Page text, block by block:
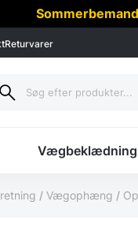
Returvarer
Vægbeklædning
/ Vægophæng /